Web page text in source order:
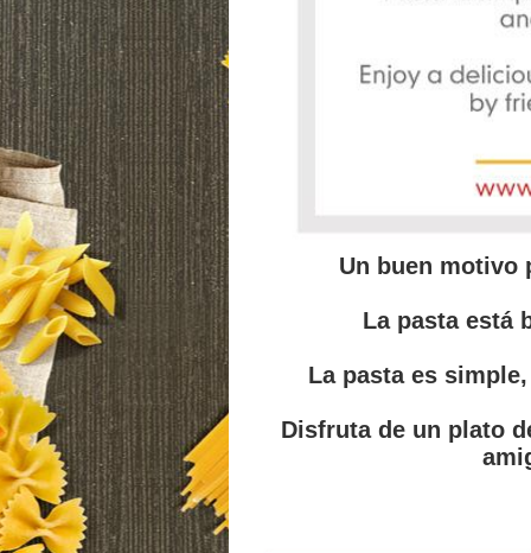
Un buen motivo
La pasta está
La pasta es
Disfruta de un plato